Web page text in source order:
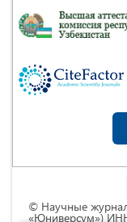
© Научные
«Юниверсум»)